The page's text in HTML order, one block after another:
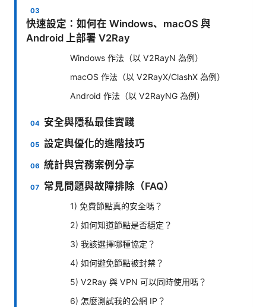
快速設定：如何在 Windows、macOS 與
Android 上部署 V2Ray
Windows 作法（以 V2RayN 為例）
macOS 作法（以 V2RayX/ClashX 為例）
Android 作法（以 V2RayNG 為例）
安全與隱私最佳實踐
設定與優化的進階技巧
統計與實務案例分享
常見問題與故障排除（FAQ）
1) 免費節點真的安全嗎？
2) 如何知道節點是否穩定？
3) 我該選擇哪種協定？
4) 如何避免節點被封禁？
5) V2Ray 與 VPN 可以同時使用嗎？
6) 怎麼測試我的公網 IP？